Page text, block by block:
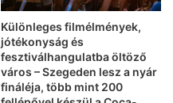
Különleges filmélmények,
jótékonyság és
fesztiválhangulatba öltöző
város – Szegeden lesz a nyár
fináléja, több mint 200